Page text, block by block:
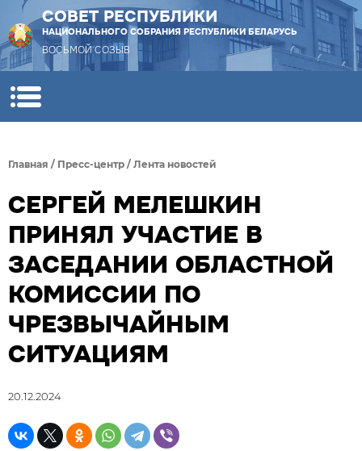
СОВЕТ РЕСПУБЛИКИ
НАЦИОНАЛЬНОГО СОБРАНИЯ РЕСПУБЛИКИ БЕЛАРУСЬ
ВОСЬМОЙ СОЗЫВ
Главная / Пресс-центр / Лента новостей
СЕРГЕЙ МЕЛЕШКИН
ПРИНЯЛ УЧАСТИЕ В
ЗАСЕДАНИИ ОБЛАСТНОЙ
КОМИССИИ ПО
ЧРЕЗВЫЧАЙНЫМ
СИТУАЦИЯМ
20.12.2024